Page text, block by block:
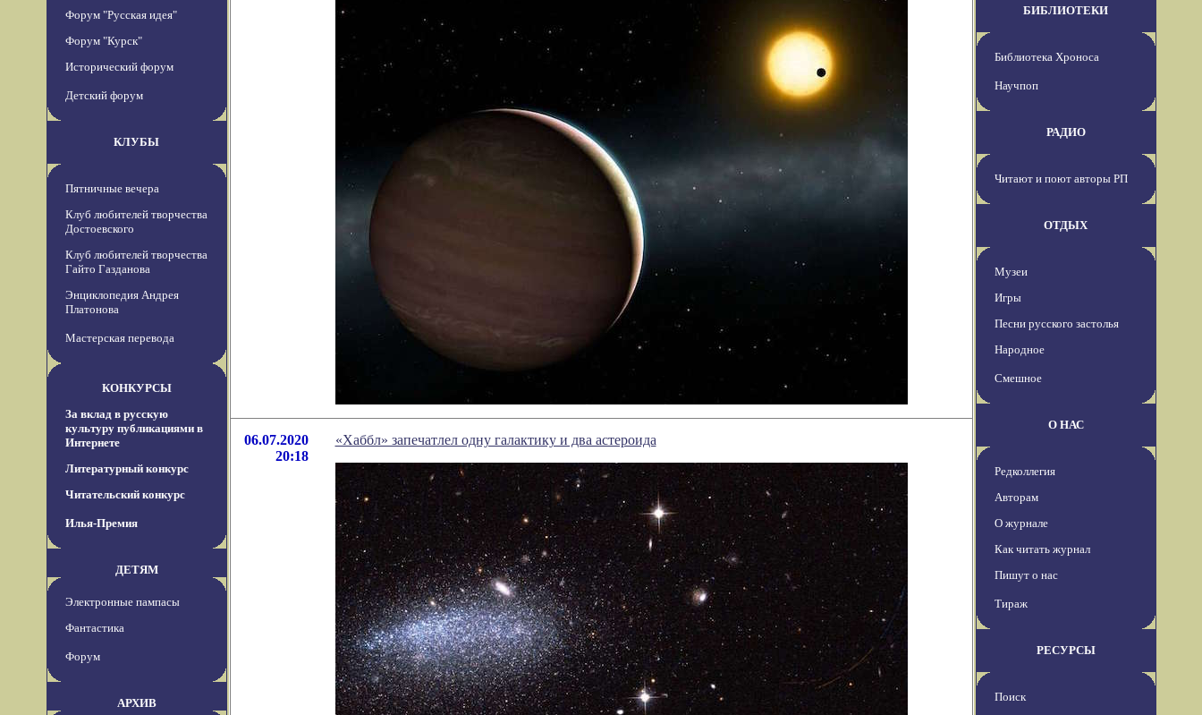
Форум "Русская идея"
Форум "Курск"
Исторический форум
Детский форум
КЛУБЫ
Пятничные вечера
Клуб любителей творчества
Достоевского
Клуб любителей творчества
Гайто Газданова
Энциклопедия Андрея
Платонова
Мастерская перевода
КОНКУРСЫ
За вклад в русскую
культуру публикациями в
Интернете
Литературный конкурс
Читательский конкурс
Илья-Премия
ДЕТЯМ
Электронные пампасы
Фантастика
Форум
АРХИВ
06.07.2020
20:18
«Хаббл» запечатлел одну галактику и два астероида
БИБЛИОТЕКИ
Библиотека Хроноса
Научпоп
РАДИО
Читают и поют авторы РП
ОТДЫХ
Музеи
Игры
Песни русского застолья
Народное
Смешное
О НАС
Редколлегия
Авторам
О журнале
Как читать журнал
Пишут о нас
Тираж
РЕСУРСЫ
Поиск